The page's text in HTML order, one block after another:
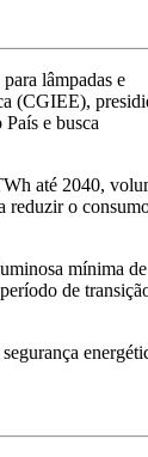
lâmpadas e
(CGIEE),
e busca
até 2040,
reduzir o
mínima de
de